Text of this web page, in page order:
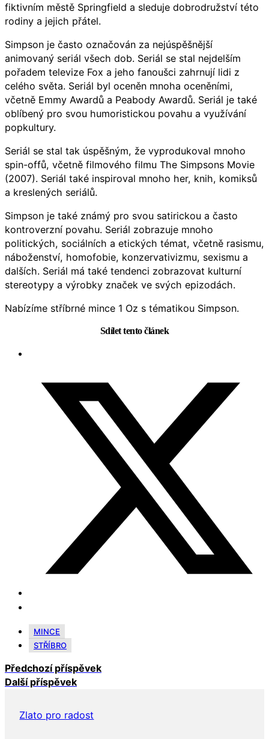
fiktivním městě Springfield a sleduje dobrodružství této
rodiny a jejich přátel.
Simpson je často označován za nejúspěšnější
animovaný seriál všech dob. Seriál se stal nejdelším
pořadem televize Fox a jeho fanoušci zahrnují lidi z
celého světa. Seriál byl oceněn mnoha oceněními,
včetně Emmy Awardů a Peabody Awardů. Seriál je také
oblíbený pro svou humoristickou povahu a využívání
popkultury.
Seriál se stal tak úspěšným, že vyprodukoval mnoho
spin-offů, včetně filmového filmu The Simpsons Movie
(2007). Seriál také inspiroval mnoho her, knih, komiksů
a kreslených seriálů.
Simpson je také známý pro svou satirickou a často
kontroverzní povahu. Seriál zobrazuje mnoho
politických, sociálních a etických témat, včetně rasismu,
náboženství, homofobie, konzervativizmu, sexismu a
dalších. Seriál má také tendenci zobrazovat kulturní
stereotypy a výrobky značek ve svých epizodách.
Nabízíme stříbrné mince 1 Oz s tématikou Simpson.
Sdílet tento článek
MINCE
STŘÍBRO
Předchozí příspěvek
Další příspěvek
Zlato pro radost